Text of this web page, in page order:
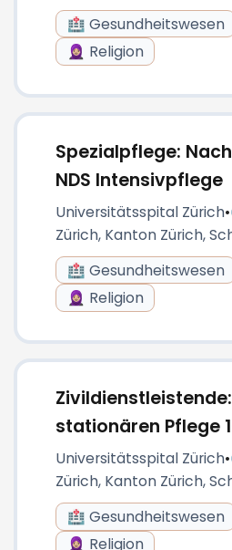
🏥 Gesundheitswesen
🧕🏼 Religion
Spezialpflege:
NDS Intensivpflege
Universitätsspital Zürich•
Zürich, Kanton Zürich,
🏥 Gesundheitswesen
🧕🏼 Religion
stationären Pflege
Universitätsspital Zürich•
Zürich, Kanton Zürich,
🏥 Gesundheitswesen
🧕🏼 Religion